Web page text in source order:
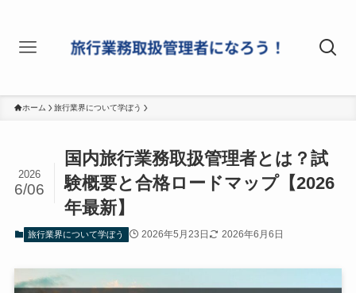
ホーム 旅行業界について学ぼう
国内旅行業務取扱管理者とは？試
験概要と合格ロードマップ【2026
年最新】
2026
6/06
旅行業界について学ぼう 2026年5月23日 2026年6月6日